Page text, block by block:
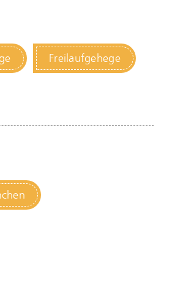
Freilaufgehege